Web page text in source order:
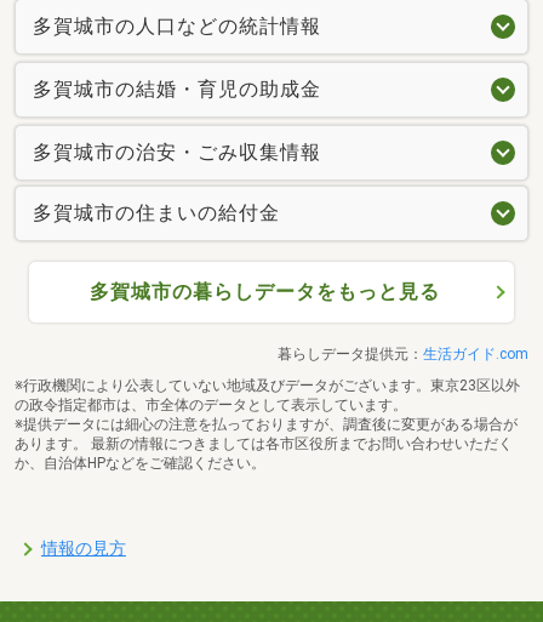
多賀城市の人口などの統計情報
多賀城市の結婚・育児の助成金
多賀城市の治安・ごみ収集情報
多賀城市の住まいの給付金
多賀城市の暮らしデータをもっと見る
暮らしデータ提供元： 生活ガイド.com
※行政機関により公表していない地域及びデータがございます。東京23区以外
の政令指定都市は、市全体のデータとして表示しています。
※提供データには細心の注意を払っておりますが、調査後に変更がある場合が
あります。 最新の情報につきましては各市区役所までお問い合わせいただく
か、自治体HPなどをご確認ください。
情報の見方